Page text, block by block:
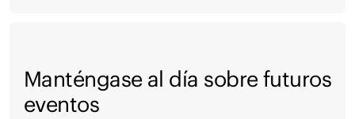
Manténgase al día sobre futuros
eventos